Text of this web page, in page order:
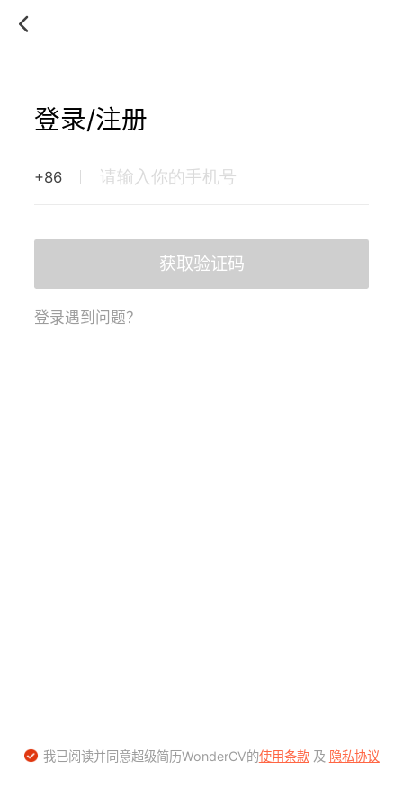
登录/注册
+86
获取验证码
登录遇到问题？
我已阅读并同意超级简历WonderCV的使用条款及 隐私协议